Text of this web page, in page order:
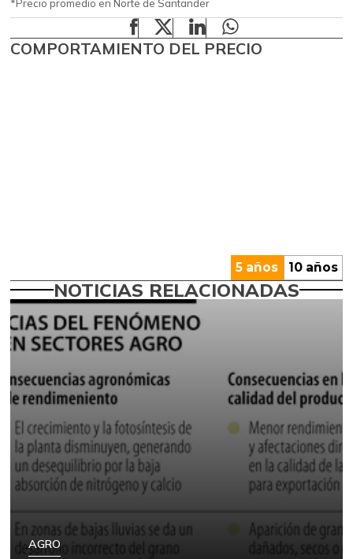
*Precio promedio en Norte de Santander
COMPORTAMIENTO DEL PRECIO
5 años 10 años
NOTICIAS RELACIONADAS
AGRO